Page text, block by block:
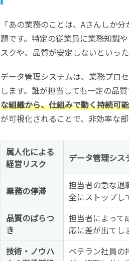
「あの業務のことは、Aさんしか
題です。特定の従業員に業務知識
スクや、品質が安定しないといった
データ管理システムは、業務プロ
します。誰が担当しても一定の品
な組織から、仕組みで動く持続可
が可視化されることで、非効率な
属人化による
経営リスク
データ管理シス
業務の停滞
担当者の急な退
全にストップし
品質のばらつ
き
担当者によって
応に差が出てし
技術・ノウハ
ベテラン社員の